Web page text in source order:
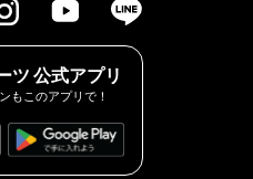
ツ 公式アプリ
もこのアプリで！